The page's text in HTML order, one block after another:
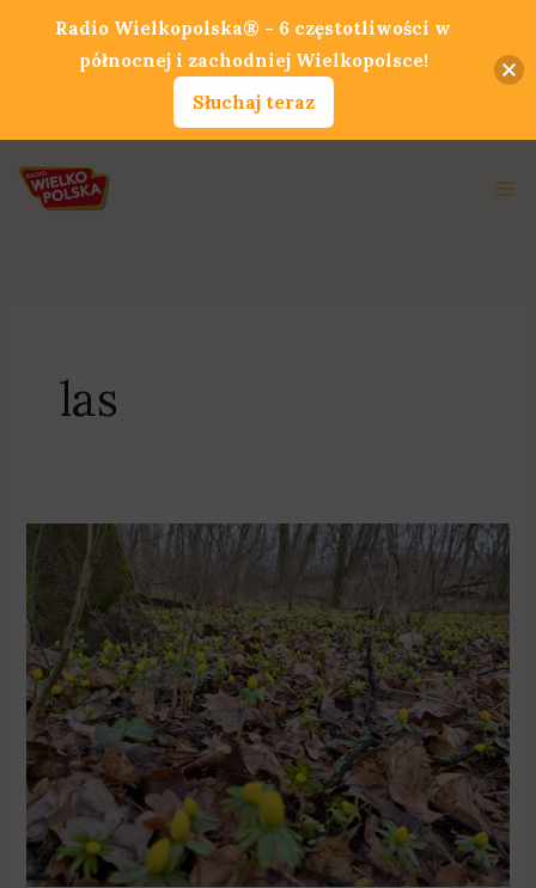
las
Czy
już
koniec
zimy?
Zakwitły
ranniki
Radio Wielkopolska® - 6 częstotliwości w
północnej i zachodniej Wielkopolsce!
Słuchaj teraz